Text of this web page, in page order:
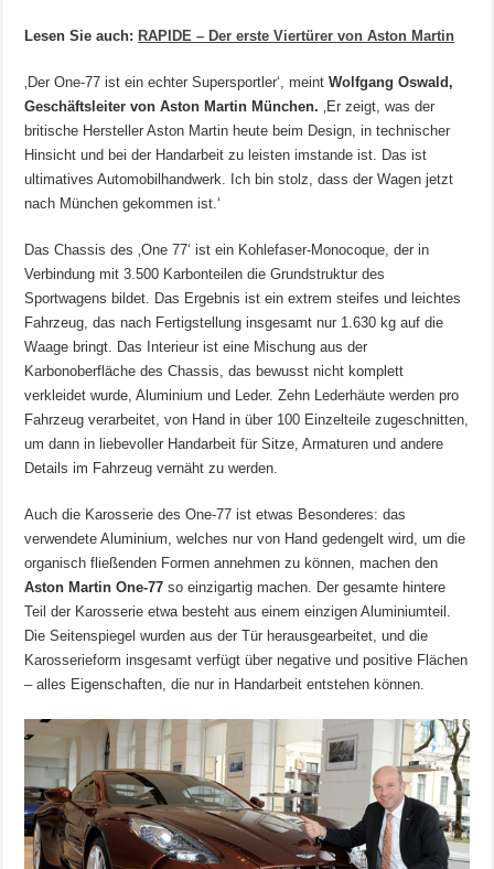
Lesen Sie auch: RAPIDE – Der erste Viertürer von Aston Martin
‚Der One-77 ist ein echter Supersportler‘, meintWolfgang Oswald,
Geschäftsleiter von Aston Martin München. ‚Er zeigt, was der
britische Hersteller Aston Martin heute beim Design, in technischer
Hinsicht und bei der Handarbeit zu leisten imstande ist. Das ist
ultimatives Automobilhandwerk. Ich bin stolz, dass der Wagen jetzt
nach München gekommen ist.‘
Das Chassis des ‚One 77‘ ist ein Kohlefaser-Monocoque, der in
Verbindung mit 3.500 Karbonteilen die Grundstruktur des
Sportwagens bildet. Das Ergebnis ist ein extrem steifes und leichtes
Fahrzeug, das nach Fertigstellung insgesamt nur 1.630 kg auf die
Waage bringt. Das Interieur ist eine Mischung aus der
Karbonoberfläche des Chassis, das bewusst nicht komplett
verkleidet wurde, Aluminium und Leder. Zehn Lederhäute werden pro
Fahrzeug verarbeitet, von Hand in über 100 Einzelteile zugeschnitten,
um dann in liebevoller Handarbeit für Sitze, Armaturen und andere
Details im Fahrzeug vernäht zu werden.
Auch die Karosserie des One-77 ist etwas Besonderes: das
verwendete Aluminium, welches nur von Hand gedengelt wird, um die
organisch fließenden Formen annehmen zu können, machen den
Aston Martin One-77 so einzigartig machen. Der gesamte hintere
Teil der Karosserie etwa besteht aus einem einzigen Aluminiumteil.
Die Seitenspiegel wurden aus der Tür herausgearbeitet, und die
Karosserieform insgesamt verfügt über negative und positive Flächen
– alles Eigenschaften, die nur in Handarbeit entstehen können.